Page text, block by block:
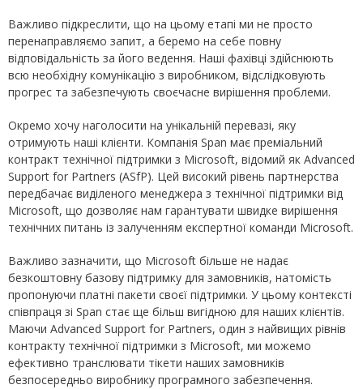
Важливо підкреслити, що на цьому етапі ми не просто
перенаправляємо запит, а беремо на себе повну
відповідальність за його ведення. Наші фахівці здійснюють
всю необхідну комунікацію з виробником, відслідковують
прогрес та забезпечують своєчасне вирішення проблеми.
Окремо хочу наголосити на унікальній перевазі, яку
отримують наші клієнти. Компанія Span має преміальний
контракт технічної підтримки з Microsoft, відомий як Advanced
Support for Partners (ASfP). Цей високий рівень партнерства
передбачає виділеного менеджера з технічної підтримки від
Microsoft, що дозволяє нам гарантувати швидке вирішення
технічних питань із залученням експертної команди Microsoft.
Важливо зазначити, що Microsoft більше не надає
безкоштовну базову підтримку для замовників, натомість
пропонуючи платні пакети своєї підтримки. У цьому контексті
співпраця зі Span стає ще більш вигідною для наших клієнтів.
Маючи Advanced Support for Partners, один з найвищих рівнів
контракту технічної підтримки з Microsoft, ми можемо
ефективно транслювати тікети наших замовників
безпосередньо виробнику програмного забезпечення.